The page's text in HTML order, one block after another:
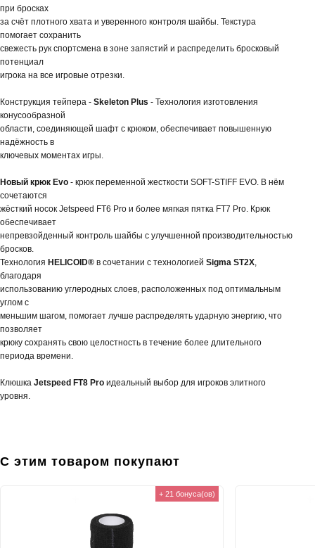
при бросках
за счёт плотного хвата и уверенного контроля шайбы. Текстура
помогает сохранить
свежесть рук спортсмена в зоне запястий и распределить бросковый
потенциал
игрока на все игровые отрезки.
Конструкция тейпера - Skeleton Plus - Технология изготовления
конусообразной
области, соединяющей шафт с крюком, обеспечивает повышенную
надёжность в
ключевых моментах игры.
Новый крюк Evo - крюк переменной жесткости SOFT-STIFF EVO. В нём
сочетаются
жёсткий носок Jetspeed FT6 Pro и более мягкая пятка FT7 Pro. Крюк
обеспечивает
непревзойденный контроль шайбы с улучшенной производительностью
бросков.
Технология HELICOID® в сочетании с технологией Sigma ST2X,
благодаря
использованию углеродных слоев, расположенных под оптимальным
углом с
меньшим шагом, помогает лучше распределять ударную энергию, что
позволяет
крюку сохранять свою целостность в течение более длительного
периода времени.
Клюшка Jetspeed FT8 Pro идеальный выбор для игроков элитного
уровня.
С этим товаром покупают
+ 21 бонуса(ов)